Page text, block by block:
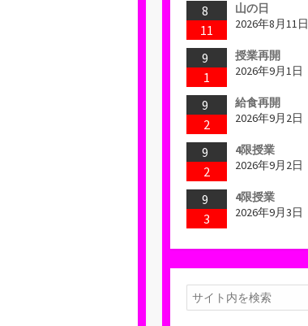
8
11
山の日
2026年8月11日
9
1
授業再開
2026年9月1日
9
2
給食再開
2026年9月2日
9
2
4限授業
2026年9月2日
9
3
4限授業
2026年9月3日
検
索